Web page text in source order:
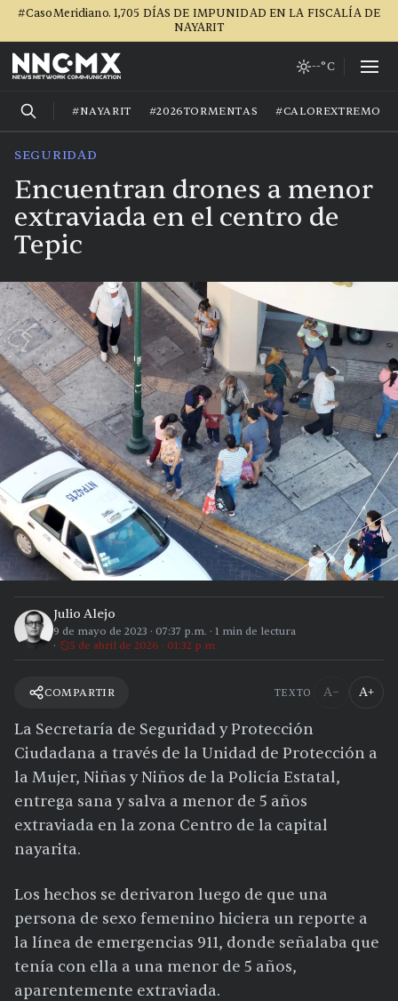
#CasoMeridiano. 1,705 DÍAS DE IMPUNIDAD EN LA FISCALÍA DE
NAYARIT
--°C
#NAYARIT #2026TORMENTAS #CALOREXTREMO
SEGURIDAD
Encuentran drones a menor
extraviada en el centro de
Tepic
Julio Alejo
9 de mayo de 2023 · 07:37 p.m. · 1 min de lectura
5 de abril de 2026 · 01:32 p.m.
COMPARTIR TEXTO A− A+
La Secretaría de Seguridad y Protección
Ciudadana a través de la Unidad de Protección a
la Mujer, Niñas y Niños de la Policía Estatal,
entrega sana y salva a menor de 5 años
extraviada en la zona Centro de la capital
nayarita.
Los hechos se derivaron luego de que una
persona de sexo femenino hiciera un reporte a
la línea de emergencias 911, donde señalaba que
tenía con ella a una menor de 5 años,
aparentemente extraviada.